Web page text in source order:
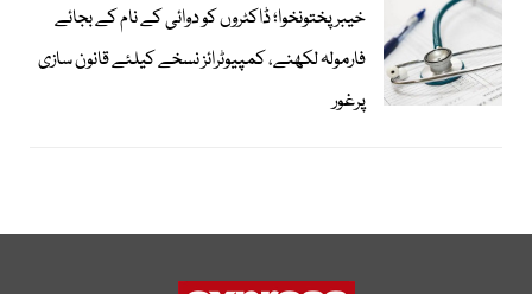
خیبرپختونخوا؛ ڈاکٹروں کو دوائی کے نام کے بجائے
فارمولہ لکھنے، کمپیوٹرائز نسخے کیلئے قانون سازی
پرغور